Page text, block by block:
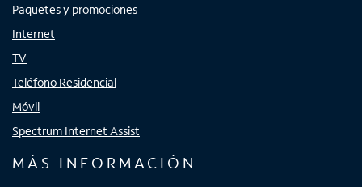
Paquetes y promociones
Internet
TV
Teléfono Residencial
Móvil
Spectrum Internet Assist
MÁS INFORMACIÓN